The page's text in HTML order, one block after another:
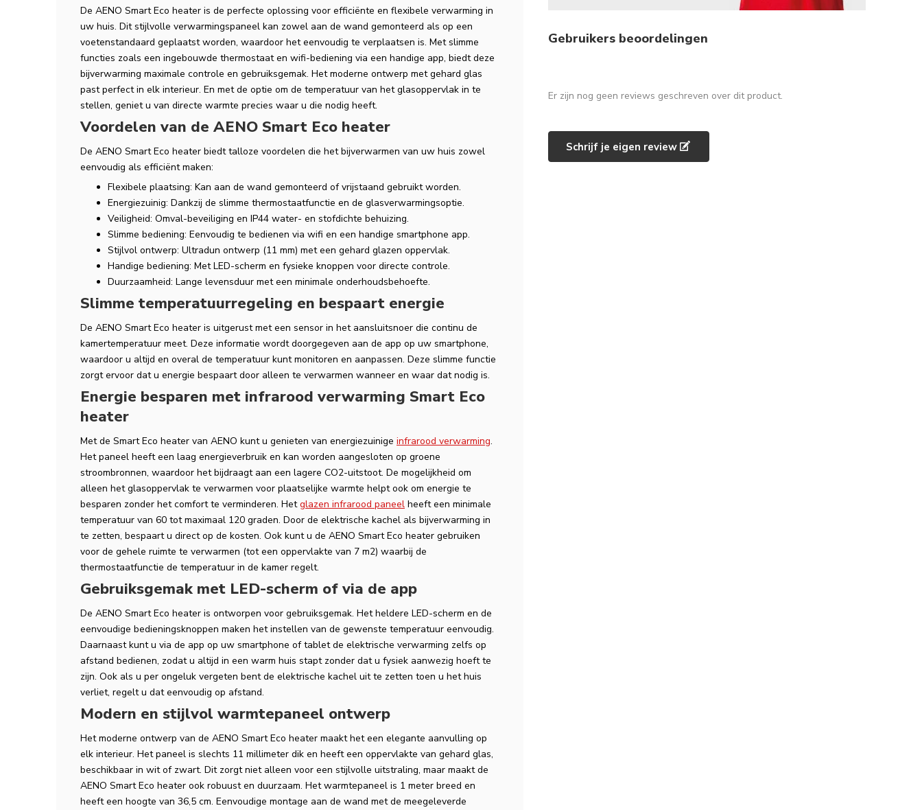
De AENO Smart Eco heater is de perfecte oplossing voor efficiënte en flexibele verwarming in
uw huis. Dit stijlvolle verwarmingspaneel kan zowel aan de wand gemonteerd als op een
voetenstandaard geplaatst worden, waardoor het eenvoudig te verplaatsen is. Met slimme
functies zoals een ingebouwde thermostaat en wifi-bediening via een handige app, biedt deze
bijverwarming maximale controle en gebruiksgemak. Het moderne ontwerp met gehard glas
past perfect in elk interieur. En met de optie om de temperatuur van het glasoppervlak in te
stellen, geniet u van directe warmte precies waar u die nodig heeft.
Voordelen van de AENO Smart Eco heater
De AENO Smart Eco heater biedt talloze voordelen die het bijverwarmen van uw huis zowel
eenvoudig als efficiënt maken:
Flexibele plaatsing: Kan aan de wand gemonteerd of vrijstaand gebruikt worden.
Energiezuinig: Dankzij de slimme thermostaatfunctie en de glasverwarmingsoptie.
Veiligheid: Omval-beveiliging en IP44 water- en stofdichte behuizing.
Slimme bediening: Eenvoudig te bedienen via wifi en een handige smartphone app.
Stijlvol ontwerp: Ultradun ontwerp (11 mm) met een gehard glazen oppervlak.
Handige bediening: Met LED-scherm en fysieke knoppen voor directe controle.
Duurzaamheid: Lange levensduur met een minimale onderhoudsbehoefte.
Slimme temperatuurregeling en bespaart energie
De AENO Smart Eco heater is uitgerust met een sensor in het aansluitsnoer die continu de
kamertemperatuur meet. Deze informatie wordt doorgegeven aan de app op uw smartphone,
waardoor u altijd en overal de temperatuur kunt monitoren en aanpassen. Deze slimme functie
zorgt ervoor dat u energie bespaart door alleen te verwarmen wanneer en waar dat nodig is.
Energie besparen met infrarood verwarming Smart Eco
heater
Met de Smart Eco heater van AENO kunt u genieten van energiezuinige infrarood verwarming.
Het paneel heeft een laag energieverbruik en kan worden aangesloten op groene
stroombronnen, waardoor het bijdraagt aan een lagere CO2-uitstoot. De mogelijkheid om
alleen het glasoppervlak te verwarmen voor plaatselijke warmte helpt ook om energie te
besparen zonder het comfort te verminderen. Hetglazen infrarood paneel heeft een minimale
temperatuur van 60 tot maximaal 120 graden. Door de elektrische kachel als bijverwarming in
te zetten, bespaart u direct op de kosten. Ook kunt u de AENO Smart Eco heater gebruiken
voor de gehele ruimte te verwarmen (tot een oppervlakte van 7 m2) waarbij de
thermostaatfunctie de temperatuur in de kamer regelt.
Gebruiksgemak met LED-scherm of via de app
De AENO Smart Eco heater is ontworpen voor gebruiksgemak. Het heldere LED-scherm en de
eenvoudige bedieningsknoppen maken het instellen van de gewenste temperatuur eenvoudig.
Daarnaast kunt u via de app op uw smartphone of tablet de elektrische verwarming zelfs op
afstand bedienen, zodat u altijd in een warm huis stapt zonder dat u fysiek aanwezig hoeft te
zijn. Ook als u per ongeluk vergeten bent de elektrische kachel uit te zetten toen u het huis
verliet, regelt u dat eenvoudig op afstand.
Modern en stijlvol warmtepaneel ontwerp
Het moderne ontwerp van de AENO Smart Eco heater maakt het een elegante aanvulling op
elk interieur. Het paneel is slechts 11 millimeter dik en heeft een oppervlakte van gehard glas,
beschikbaar in wit of zwart. Dit zorgt niet alleen voor een stijlvolle uitstraling, maar maakt de
AENO Smart Eco heater ook robuust en duurzaam. Het warmtepaneel is 1 meter breed en
heeft een hoogte van 36,5 cm. Eenvoudige montage aan de wand met de meegeleverde
Gebruikers beoordelingen
Er zijn nog geen reviews geschreven over dit product.
Schrijf je eigen review